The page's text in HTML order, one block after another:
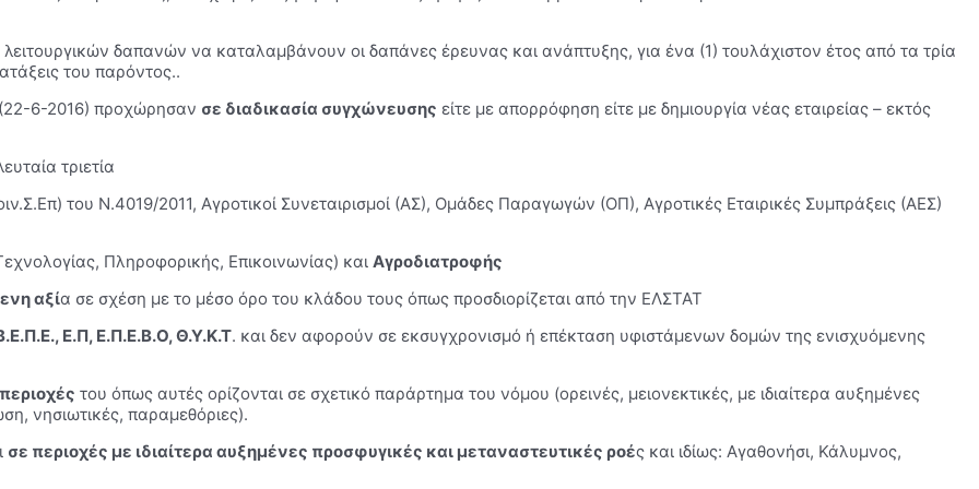
δαπανών να καταλαμβάνουν οι δαπάνες έρευνας και ανάπτυξης, για ένα (1) τουλάχιστον έτος από τα τρία
του παρόντος..
6-2016) προχώρησαν σε διαδικασία συγχώνευσης είτε με απορρόφηση είτε με δημιουργία νέας εταιρείας – εκτός
τριετία
του Ν.4019/2011, Αγροτικοί Συνεταιρισμοί (ΑΣ), Ομάδες Παραγωγών (ΟΠ), Αγροτικές Εταιρικές Συμπράξεις (ΑΕΣ)
Πληροφορικής, Επικοινωνίας) και Αγροδιατροφής
αξία σε σχέση με το μέσο όρο του κλάδου τους όπως προσδιορίζεται από την ΕΛΣΤΑΤ
Ε.Π, Ε.Π.Ε.Β.Ο, Θ.Υ.Κ.Τ. και δεν αφορούν σε εκσυγχρονισμό ή επέκταση υφιστάμενων δομών της ενισχυόμενης
του όπως αυτές ορίζονται σε σχετικό παράρτημα του νόμου (ορεινές, μειονεκτικές, με ιδιαίτερα αυξημένες
νησιωτικές, παραμεθόριες).
σε περιοχές με ιδιαίτερα αυξημένες προσφυγικές και μεταναστευτικές ροές και ιδίως: Αγαθονήσι, Κάλυμνος,